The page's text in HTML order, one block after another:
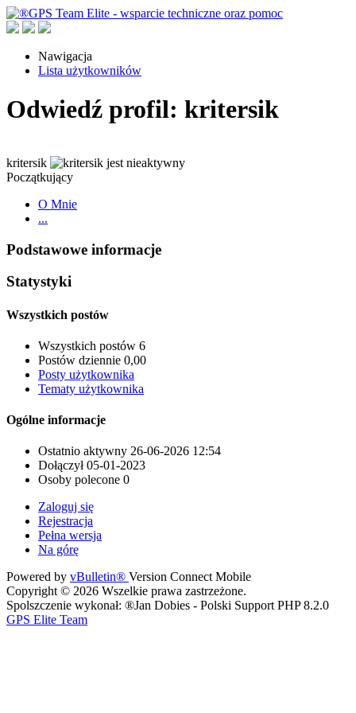
Nawigacja
Lista użytkowników
Odwiedź profil: kritersik
kritersik
Początkujący
O Mnie
...
Podstawowe informacje
Statystyki
Wszystkich postów
Wszystkich postów 6
Postów dziennie 0,00
Posty użytkownika
Tematy użytkownika
Ogólne informacje
Ostatnio aktywny 26-06-2026 12:54
Dołączył 05-01-2023
Osoby polecone 0
Zaloguj się
Rejestracja
Pełna wersja
Na górę
Powered by vBulletin® Version Connect Mobile
Copyright © 2026 Wszelkie prawa zastrzeżone.
Spolszczenie wykonał: ®Jan Dobies - Polski Support PHP 8.2.0
GPS Elite Team